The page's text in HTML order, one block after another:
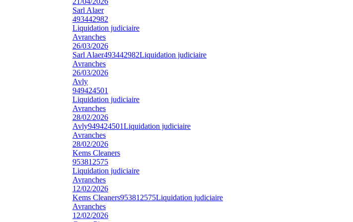
Sarl Alaer
493442982
Liquidation judiciaire
Avranches
26/03/2026
Sarl Alaer493442982Liquidation judiciaire
Avranches
26/03/2026
Avly
949424501
Liquidation judiciaire
Avranches
28/02/2026
Avly949424501Liquidation judiciaire
Avranches
28/02/2026
Kems Cleaners
953812575
Liquidation judiciaire
Avranches
12/02/2026
Kems Cleaners953812575Liquidation judiciaire
Avranches
12/02/2026